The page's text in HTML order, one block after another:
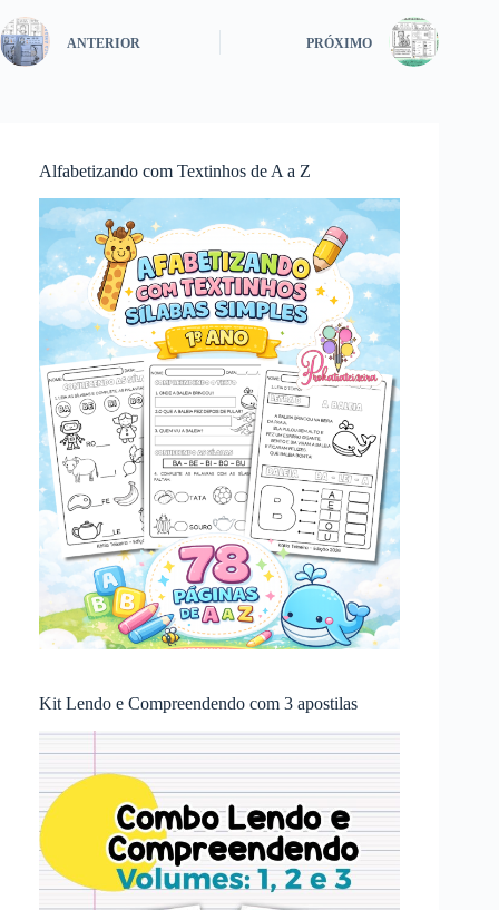
ANTERIOR PRÓXIMO
Alfabetizando com Textinhos de A a Z
Kit Lendo e Compreendendo com 3 apostilas